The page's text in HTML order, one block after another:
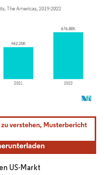
erfordert Namensnennung gemäß
US-Markt